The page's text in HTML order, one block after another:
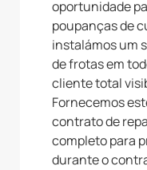
oportunidade
poupanças de
instalámos um
de frotas em
cliente total
Fornecemos
contrato de
completo para
durante o